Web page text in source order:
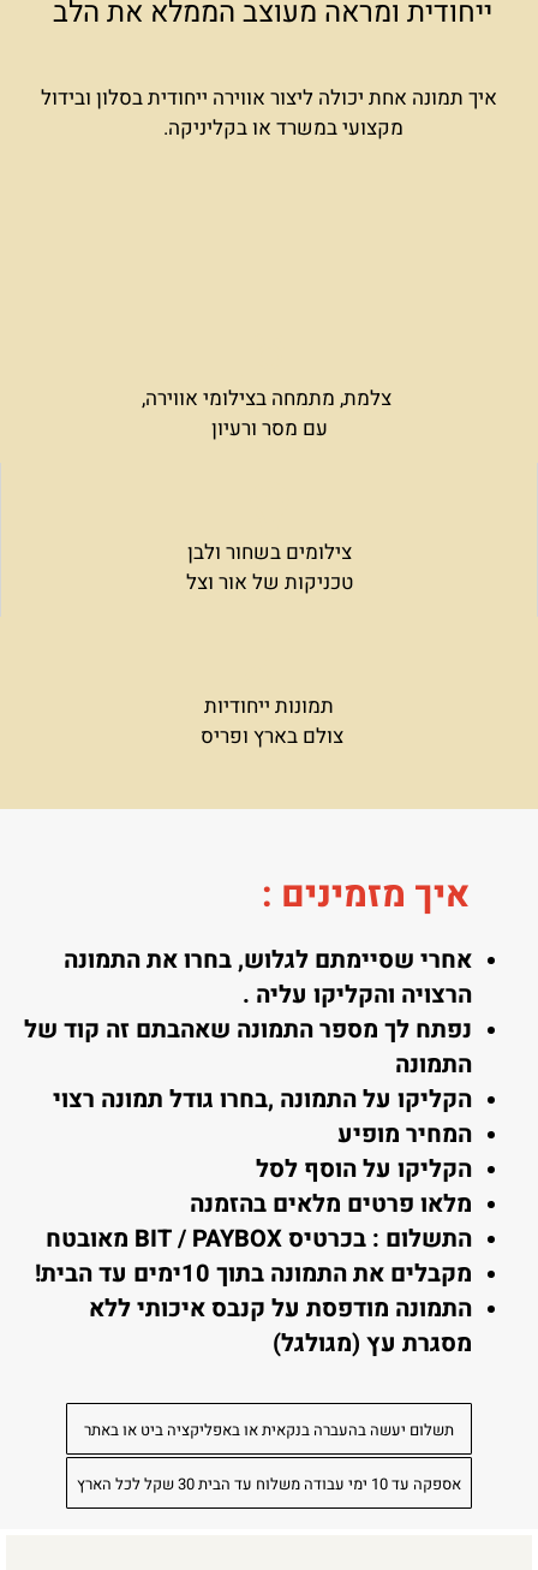
ייחודית ומראה מעוצב הממלא את הלב
איך תמונה אחת יכולה ליצור אווירה ייחודית בסלון ובידול
מקצועי במשרד או בקליניקה.
צלמת, מתמחה בצילומי אווירה,
עם מסר ורעיון
צילומים בשחור ולבן
טכניקות של אור וצל
תמונות ייחודיות
צולם בארץ ופריס
איך מזמינים :
אחרי שסיימתם לגלוש, בחרו את התמונה
הרצויה והקליקו עליה .
נפתח לך מספר התמונה שאהבתם זה קוד של
התמונה
הקליקו על התמונה ,בחרו גודל תמונה רצוי
המחיר מופיע
הקליקו על הוסף לסל
מלאו פרטים מלאים בהזמנה
התשלום : בכרטיס BIT / PAYBOX מאובטח
מקבלים את התמונה בתוך 10ימים עד הבית!
התמונה מודפסת על קנבס איכותי ללא
מסגרת עץ (מגולגל)
תשלום יעשה בהעברה בנקאית או באפליקציה ביט או באתר
אספקה עד 10 ימי עבודה משלוח עד הבית 30 שקל לכל הארץ